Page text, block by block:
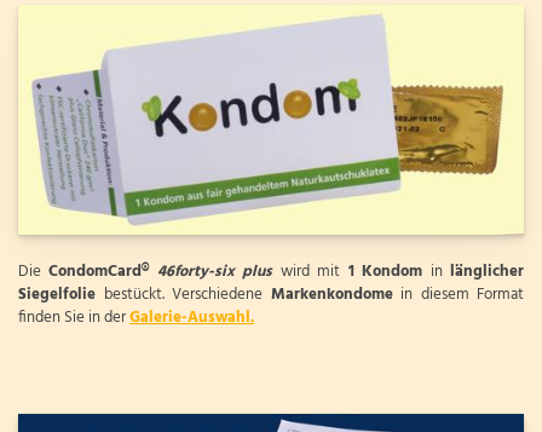
DieCondomCard® 46forty-six pluswird mit 1 Kondom inlänglicher
Siegelfolie bestückt. Verschiedene Markenkondomein diesem Format
finden Sie in derGalerie-Auswahl.